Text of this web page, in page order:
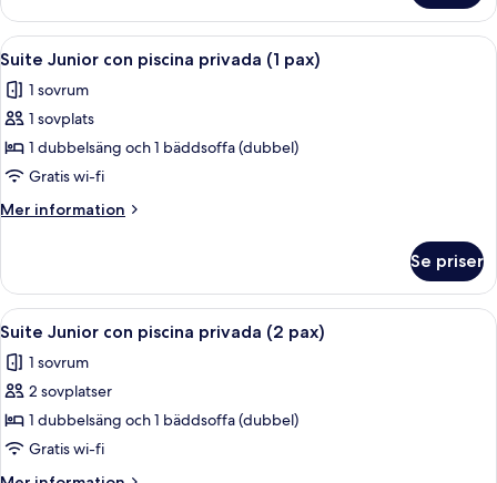
Deluxe
terrass
havsutsikt
Öppna
alla
foton
för
Suite
Junior
con
piscina
(1
pax)
Ett modernt hotellrum med en stor
7
Suite Junior con piscina privada (1 pax)
1 sovrum
1 sovplats
1 dubbelsäng och 1 bäddsoffa (dubbel)
Gratis wi-fi
Mer information
Mer
Junior
con
piscina
(1
pax)
Se priser
Öppna
alla
foton
för
Suite
Junior
con
Ett modernt hotellrum med en stor
7
Suite Junior con piscina privada (2 pax)
1 sovrum
2 sovplatser
1 dubbelsäng och 1 bäddsoffa (dubbel)
Gratis wi-fi